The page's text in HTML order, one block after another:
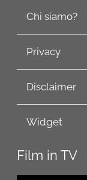
Chi siamo?
Privacy
Disclaimer
Widget
Film in TV